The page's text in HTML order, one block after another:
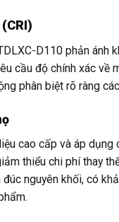
D110 phản ánh
cầu độ chính xác về
phân biệt rõ ràng
cao cấp và áp dụng
thiểu chi phí thay
nguyên khối, có